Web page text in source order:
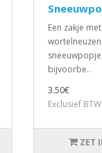
Een zakje
bijvoorbe..
3.50€
Exclusief
ZET